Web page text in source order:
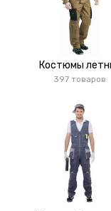
Костюмы
397 товаров